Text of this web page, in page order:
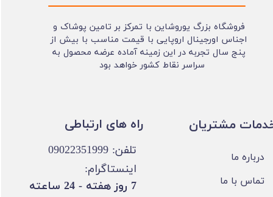
فروشگاه بزرگ یوروشاین با تمرکز بر تامین پوشاک و
اجناس اورجینال اروپایی با قیمت مناسب با بیش از
پنج سال تجربه در این زمینه آماده عرضه محصول به
سراسر نقاط کشور خواهد بود
مشتریان
درباره ما
تماس با ما
تلفن: 09022351999
اینستاگرام:
​7 روز هفته - 24 ساعته ​​​​​​​
​​راه های ارتباطی